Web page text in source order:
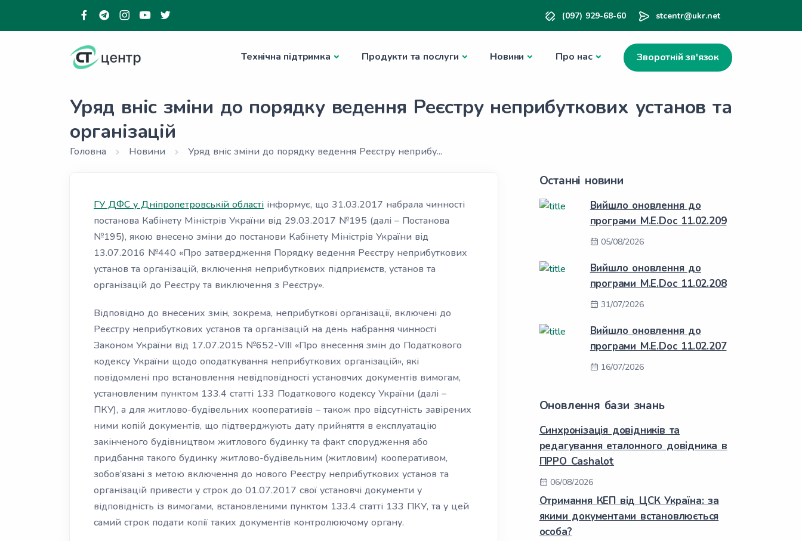
(097) 929-68-60 stcentr@ukr.net
Технічна підтримка Продукти та послуги Новини Про нас Зворотній зв'язок
Уряд вніс зміни до порядку ведення Реєстру неприбуткових установ та
організацій
Головна Новини Уряд вніс зміни до порядку ведення Реєстру неприбу...
ГУ ДФС у Дніпропетровській області інформує, що 31.03.2017 набрала чинності
постанова Кабінету Міністрів України від 29.03.2017 №195 (далі – Постанова
№195), якою внесено зміни до постанови Кабінету Міністрів України від
13.07.2016 №440 «Про затвердження Порядку ведення Реєстру неприбуткових
установ та організацій, включення неприбуткових підприємств, установ та
організацій до Реєстру та виключення з Реєстру».
Відповідно до внесених змін, зокрема, неприбуткові організації, включені до
Реєстру неприбуткових установ та організацій на день набрання чинності
Законом України від 17.07.2015 №652-VIII «Про внесення змін до Податкового
кодексу України щодо оподаткування неприбуткових організацій», які
повідомлені про встановлення невідповідності установчих документів вимогам,
установленим пунктом 133.4 статті 133 Податкового кодексу України (далі –
ПКУ), а для житлово-будівельних кооперативів – також про відсутність завірених
ними копій документів, що підтверджують дату прийняття в експлуатацію
закінченого будівництвом житлового будинку та факт спорудження або
придбання такого будинку житлово-будівельним (житловим) кооперативом,
зобов’язані з метою включення до нового Реєстру неприбуткових установ та
організацій привести у строк до 01.07.2017 свої установчі документи у
відповідність із вимогами, встановленими пунктом 133.4 статті 133 ПКУ, та у цей
самий строк подати копії таких документів контролюючому органу.
Останні новини
Вийшло оновлення до
програми M.E.Doc 11.02.209
05/08/2026
Вийшло оновлення до
програми M.E.Doc 11.02.208
31/07/2026
Вийшло оновлення до
програми M.E.Doc 11.02.207
16/07/2026
Оновлення бази знань
Синхронізація довідників та
редагування еталонного довідника в
ПРРО Cashalot
06/08/2026
Отримання КЕП від ЦСК Україна: за
якими документами встановлюється
особа?